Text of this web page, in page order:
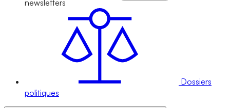
newsletters
Dossiers
politiques